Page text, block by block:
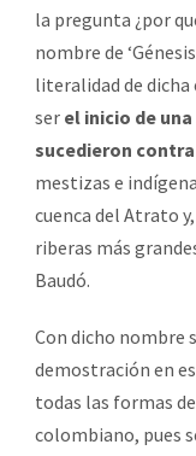
la pregunta ¿por
nombre de
literalidad de dicha
ser el inicio de
sucedieron
mestizas e
cuenca del Atrato
riberas más
Baudó.
Con dicho nombre
demostración en
todas las formas
colombiano, pues